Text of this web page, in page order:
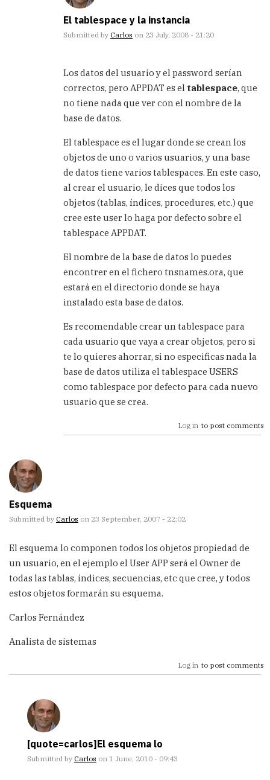
El tablespace y la instancia
Submitted by Carlos on 23 July, 2008 - 21:20
reply
Entonces
puedo
entender
by
Anonimo
(not
verified)
Los datos del usuario y el password serían
correctos, pero APPDAT es el tablespace, que
no tiene nada que ver con el nombre de la
base de datos.
El tablespace es el lugar donde se crean los
objetos de uno o varios usuarios, y una base
de datos tiene varios tablespaces. En este caso,
al crear el usuario, le dices que todos los
objetos (tablas, índices, procedures, etc.) que
cree este user lo haga por defecto sobre el
tablespace APPDAT.
El nombre de la base de datos lo puedes
encontrer en el fichero tnsnames.ora, que
estará en el directorio donde se haya
instalado esta base de datos.
Es recomendable crear un tablespace para
cada usuario que vaya a crear objetos, pero si
te lo quieres ahorrar, si no especificas nada la
base de datos utiliza el tablespace USERS
como tablespace por defecto para cada nuevo
usuario que se crea.
Log in to post comments
Esquema
Submitted by Carlos on 23 September, 2007 - 22:02
El esquema lo componen todos los objetos propiedad de
un usuario, en el ejemplo el User APP será el Owner de
todas las tablas, índices, secuencias, etc que cree, y todos
estos objetos formarán su esquema.
Carlos Fernández
Analista de sistemas
Log in to post comments
[quote=carlos]El esquema lo
Submitted by Carlos on 1 June, 2010 - 09:43